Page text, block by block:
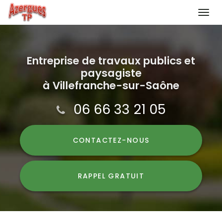
contenuEntreprise de travaux publics et
paysagiste
à Villefranche-sur-Saône
06 66 33 21 05
CONTACTEZ- NOUS
RAPPEL GRATUIT